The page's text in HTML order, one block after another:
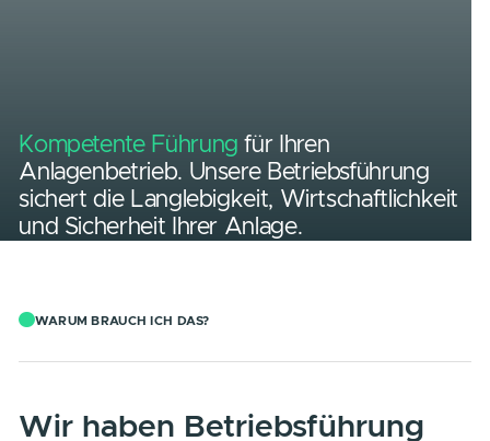
sichert die Langlebigkeit,